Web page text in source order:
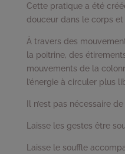
Cette pratique a été
douceur dans le corps et
À travers des
la poitrine, des
mouvements de la
l’énergie à circuler plus
Il n’est pas nécessaire
Laisse les gestes être
Laisse le souffle